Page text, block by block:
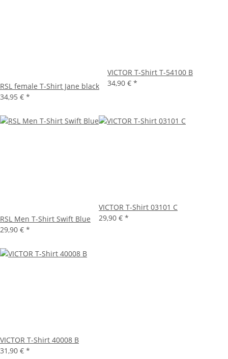
RSL female T-Shirt Jane black
34,95 € *
VICTOR T-Shirt T-54100 B
34,90 € *
RSL Men T-Shirt Swift Blue
29,90 € *
VICTOR T-Shirt 03101 C
29,90 € *
VICTOR T-Shirt 40008 B
31,90 € *